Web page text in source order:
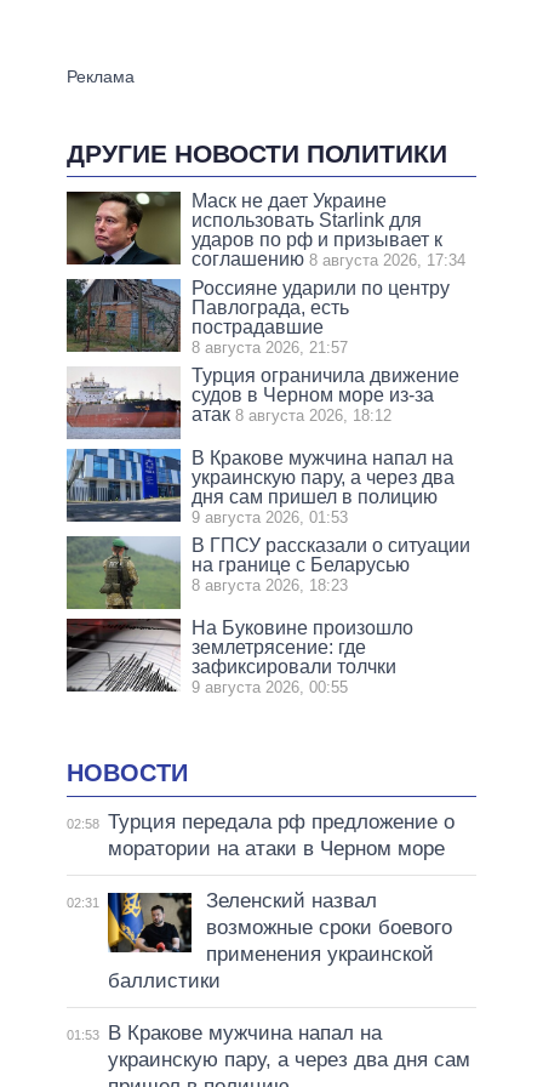
ДРУГИЕ НОВОСТИ ПОЛИТИКИ
Маск не дает Украине
использовать Starlink для
ударов по рф и призывает к
соглашению 8 августа 2026, 17:34
Россияне ударили по центру
Павлограда, есть
пострадавшие
8 августа 2026, 21:57
Турция ограничила движение
судов в Черном море из-за
атак 8 августа 2026, 18:12
В Кракове мужчина напал на
украинскую пару, а через два
дня сам пришел в полицию
9 августа 2026, 01:53
В ГПСУ рассказали о ситуации
на границе с Беларусью
8 августа 2026, 18:23
На Буковине произошло
землетрясение: где
зафиксировали толчки
9 августа 2026, 00:55
НОВОСТИ
02:58 Турция передала рф предложение о
моратории на атаки в Черном море
02:31
Зеленский назвал
возможные сроки боевого
применения украинской
баллистики
01:53
В Кракове мужчина напал на
украинскую пару, а через два дня сам